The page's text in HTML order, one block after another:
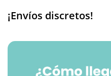
¡Envíos discretos!